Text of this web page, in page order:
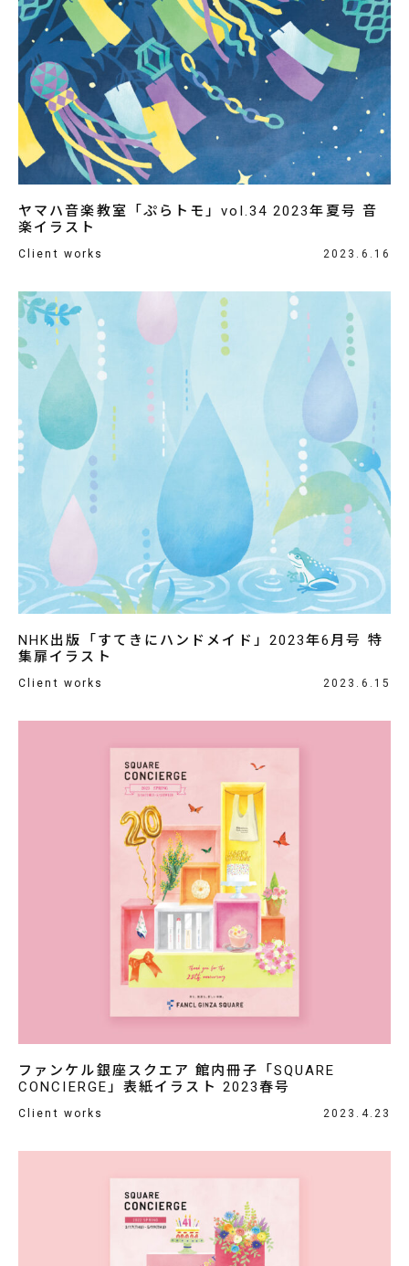
ヤマハ音楽教室「ぷらトモ」vol.34 2023年夏号 音
楽イラスト
Client works 2023.6.16
NHK出版「すてきにハンドメイド」2023年6月号 特
集扉イラスト
Client works 2023.6.15
ファンケル銀座スクエア 館内冊子「SQUARE
CONCIERGE」表紙イラスト 2023春号
Client works 2023.4.23